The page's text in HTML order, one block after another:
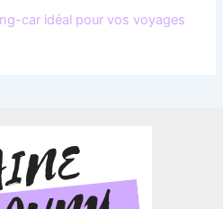
car idéal pour vos voyages